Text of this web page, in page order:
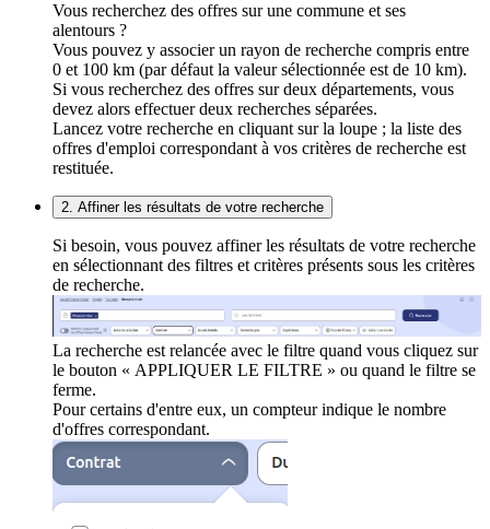
Vous recherchez des offres sur une commune et ses
alentours ?
Vous pouvez y associer un rayon de recherche compris entre
0 et 100 km (par défaut la valeur sélectionnée est de 10 km).
Si vous recherchez des offres sur deux départements, vous
devez alors effectuer deux recherches séparées.
Lancez votre recherche en cliquant sur la loupe ; la liste des
offres d'emploi correspondant à vos critères de recherche est
restituée.
2. Affiner les résultats de votre recherche
Si besoin, vous pouvez affiner les résultats de votre recherche
en sélectionnant des filtres et critères présents sous les critères
de recherche.
La recherche est relancée avec le filtre quand vous cliquez sur
le bouton « APPLIQUER LE FILTRE » ou quand le filtre se
ferme.
Pour certains d'entre eux, un compteur indique le nombre
d'offres correspondant.